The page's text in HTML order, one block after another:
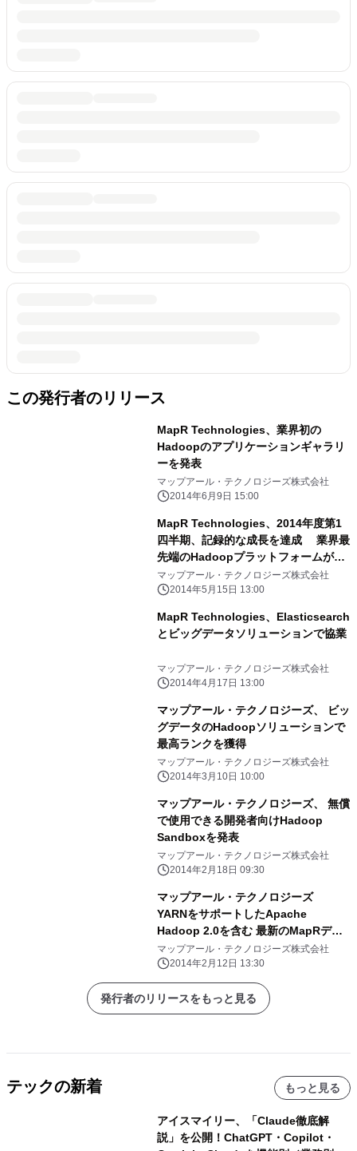
この発行者のリリース
MapR Technologies、業界初の
Hadoopのアプリケーションギャラリ
ーを発表
マップアール・テクノロジーズ株式会社
2014年6月9日 15:00
MapR Technologies、2014年度第1
四半期、記録的な成長を達成 業界最
先端のHadoopプラットフォームが、
企業のビッグデータ活用と成長に貢献
マップアール・テクノロジーズ株式会社
2014年5月15日 13:00
MapR Technologies、Elasticsearch
とビッグデータソリューションで協業
マップアール・テクノロジーズ株式会社
2014年4月17日 13:00
マップアール・テクノロジーズ、 ビッ
グデータのHadoopソリューションで
最高ランクを獲得
マップアール・テクノロジーズ株式会社
2014年3月10日 10:00
マップアール・テクノロジーズ、 無償
で使用できる開発者向けHadoop
Sandboxを発表
マップアール・テクノロジーズ株式会社
2014年2月18日 09:30
マップアール・テクノロジーズ
YARNをサポートしたApache
Hadoop 2.0を含む 最新のMapRディ
ストリビューションを発表
マップアール・テクノロジーズ株式会社
2014年2月12日 13:30
発行者のリリースをもっと見る
テックの新着 もっと見る
アイスマイリー、「Claude徹底解
説」を公開！ChatGPT・Copilot・